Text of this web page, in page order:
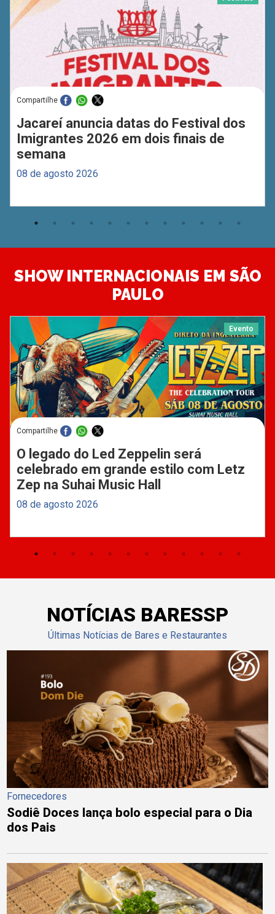
Compartilhe
Jacareí anuncia datas do Festival dos
Imigrantes 2026 em dois finais de
semana
08 de agosto 2026
SHOW INTERNACIONAIS EM SÃO
PAULO
Evento
Compartilhe
O legado do Led Zeppelin será
celebrado em grande estilo com Letz
Zep na Suhai Music Hall
08 de agosto 2026
NOTÍCIAS BARESSP
Últimas Notícias de Bares e Restaurantes
Fornecedores
Sodiê Doces lança bolo especial para o Dia
dos Pais